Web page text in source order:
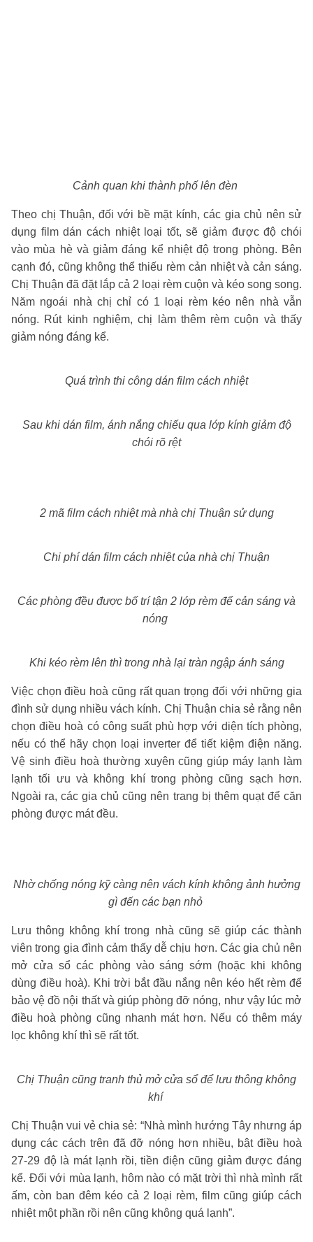
Cảnh quan khi thành phố lên đèn
Theo chị Thuận, đối với bề mặt kính, các gia chủ nên sử
dụng film dán cách nhiệt loại tốt, sẽ giảm được độ chói
vào mùa hè và giảm đáng kể nhiệt độ trong phòng. Bên
cạnh đó, cũng không thể thiếu rèm cản nhiệt và cản sáng.
Chị Thuận đã đặt lắp cả 2 loại rèm cuộn và kéo song song.
Năm ngoái nhà chị chỉ có 1 loại rèm kéo nên nhà vẫn
nóng. Rút kinh nghiệm, chị làm thêm rèm cuộn và thấy
giảm nóng đáng kể.
Quá trình thi công dán film cách nhiệt
Sau khi dán film, ánh nắng chiếu qua lớp kính giảm độ
chói rõ rệt
2 mã film cách nhiệt mà nhà chị Thuận sử dụng
Chi phí dán film cách nhiệt của nhà chị Thuận
Các phòng đều được bố trí tận 2 lớp rèm để cản sáng và
nóng
Khi kéo rèm lên thì trong nhà lại tràn ngập ánh sáng
Việc chọn điều hoà cũng rất quan trọng đối với những gia
đình sử dụng nhiều vách kính. Chị Thuận chia sẻ rằng nên
chọn điều hoà có công suất phù hợp với diện tích phòng,
nếu có thể hãy chọn loại inverter để tiết kiệm điện năng.
Vệ sinh điều hoà thường xuyên cũng giúp máy lạnh làm
lạnh tối ưu và không khí trong phòng cũng sạch hơn.
Ngoài ra, các gia chủ cũng nên trang bị thêm quạt để căn
phòng được mát đều.
Nhờ chống nóng kỹ càng nên vách kính không ảnh hưởng
gì đến các bạn nhỏ
Lưu thông không khí trong nhà cũng sẽ giúp các thành
viên trong gia đình cảm thấy dễ chịu hơn. Các gia chủ nên
mở cửa sổ các phòng vào sáng sớm (hoặc khi không
dùng điều hoà). Khi trời bắt đầu nắng nên kéo hết rèm để
bảo vệ đồ nội thất và giúp phòng đỡ nóng, như vậy lúc mở
điều hoà phòng cũng nhanh mát hơn. Nếu có thêm máy
lọc không khí thì sẽ rất tốt.
Chị Thuận cũng tranh thủ mở cửa sổ để lưu thông không
khí
Chị Thuận vui vẻ chia sẻ: “Nhà mình hướng Tây nhưng áp
dụng các cách trên đã đỡ nóng hơn nhiều, bật điều hoà
27-29 độ là mát lạnh rồi, tiền điện cũng giảm được đáng
kể. Đối với mùa lạnh, hôm nào có mặt trời thì nhà mình rất
ấm, còn ban đêm kéo cả 2 loại rèm, film cũng giúp cách
nhiệt một phần rồi nên cũng không quá lạnh”.